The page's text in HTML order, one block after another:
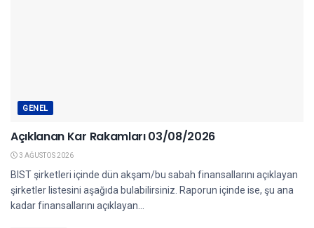
GENEL
Açıklanan Kar Rakamları 03/08/2026
3 AĞUSTOS 2026
BIST şirketleri içinde dün akşam/bu sabah finansallarını açıklayan
şirketler listesini aşağıda bulabilirsiniz. Raporun içinde ise, şu ana
kadar finansallarını açıklayan...